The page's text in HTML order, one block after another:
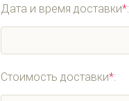
Дата и время доставки*:
Стоимость доставки*: